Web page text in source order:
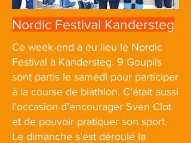
Nordic Festival Kandersteg
Ce week-end a eu lieu le Nordic
Festival à Kandersteg. 9 Goupils
sont partis le samedi pour participer
à la course de biathlon. C’était aussi
l’occasion d’encourager Sven Clot
et de pouvoir pratiquer son sport.
Le dimanche s’est déroulé la